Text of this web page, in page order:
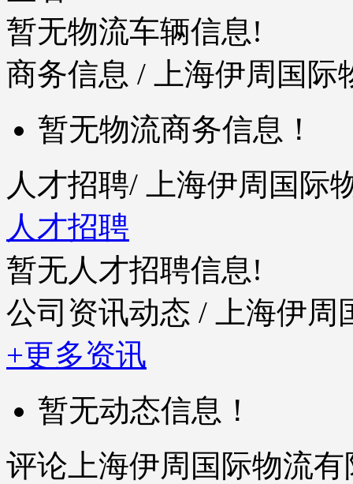
暂无物流车辆信息!
商务信息 / 上海伊周国际
暂无物流商务信息！
人才招聘/ 上海伊周国际
人才招聘
暂无人才招聘信息!
公司资讯动态 / 上海伊周
+更多资讯
暂无动态信息！
评论上海伊周国际物流有